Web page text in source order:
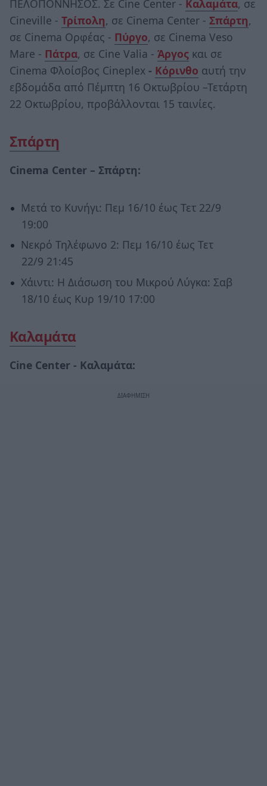
ΠΕΛΟΠΟΝΝΗΣΟΣ. Σε Cine Center - Καλαμάτα, σε
Cineville - Τρίπολη, σε Cinema Center - Σπάρτη,
σε Cinema Ορφέας - Πύργο, σε Cinema Veso
Mare - Πάτρα, σε Cine Valia - Άργος και σε
Cinema Φλοίσβος Cineplex - Κόρινθο αυτή την
εβδομάδα από Πέμπτη 16 Οκτωβρίου –Τετάρτη
22 Οκτωβρίου, προβάλλονται 15 ταινίες.
Σπάρτη
Cinema Center – Σπάρτη:
Μετά το Κυνήγι: Πεμ 16/10 έως Τετ 22/9
19:00
Νεκρό Τηλέφωνο 2: Πεμ 16/10 έως Τετ
22/9 21:45
Χάιντι: Η Διάσωση του Μικρού Λύγκα: Σαβ
18/10 έως Κυρ 19/10 17:00
Καλαμάτα
Cine Center - Καλαμάτα: